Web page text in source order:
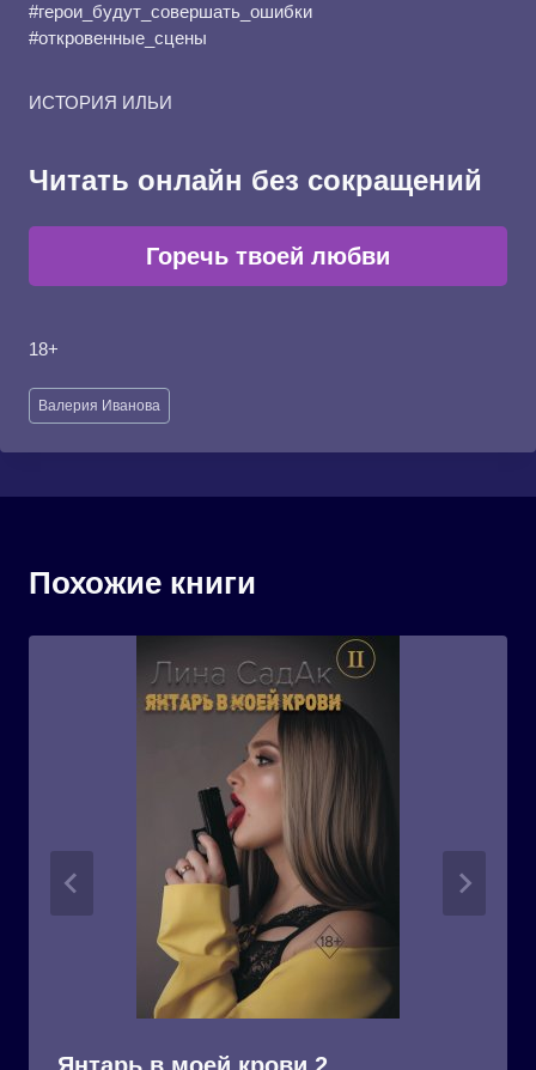
#герои_будут_совершать_ошибки
#откровенные_сцены
ИСТОРИЯ ИЛЬИ
Читать онлайн без сокращений
Горечь твоей любви
18+
Метки
записи:
Валерия Иванова
Похожие книги
Янтарь в моей крови 2